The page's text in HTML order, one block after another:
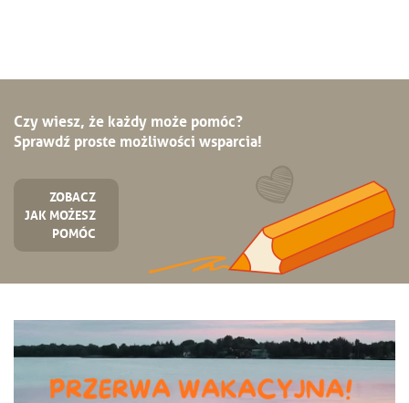
Czy wiesz, że każdy może pomóc?
Sprawdź proste możliwości wsparcia!
ZOBACZ
JAK MOŻESZ
POMÓC